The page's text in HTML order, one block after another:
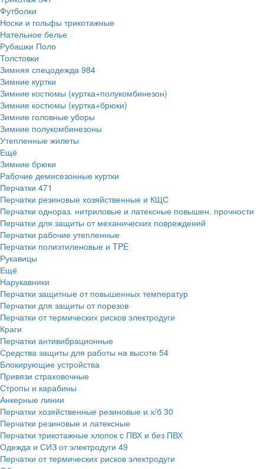
Футболки
Носки и гольфы трикотажные
Нательное белье
Рубашки Поло
Толстовки
Зимняя спецодежда 984
Зимние куртки
Зимние костюмы (куртка+полукомбинезон)
Зимние костюмы (куртка+брюки)
Зимние головные уборы
Зимние полукомбинезоны
Утепленные жилеты
Ещё
Зимние брюки
Рабочие демисезонные куртки
Перчатки 471
Перчатки резиновые хозяйственные и КЩС
Перчатки однораз. нитриловые и латексные повышен. прочности
Перчатки для защиты от механических повреждений
Перчатки рабочие утепленные
Перчатки полиэтиленовые и TPE
Рукавицы
Ещё
Нарукавники
Перчатки защитные от повышенных температур
Перчатки для защиты от порезов
Перчатки от термических рисков электродуги
Краги
Перчатки антивибрационные
Средства защиты для работы на высоте 54
Блокирующие устройства
Привязи страховочные
Стропы и карабины
Анкерные линии
Перчатки хозяйственные резиновые и х/б 30
Перчатки резиновые и латексные
Перчатки трикотажные хлопок с ПВХ и без ПВХ
Одежда и СИЗ от электродуги 49
Перчатки от термических рисков электродуги